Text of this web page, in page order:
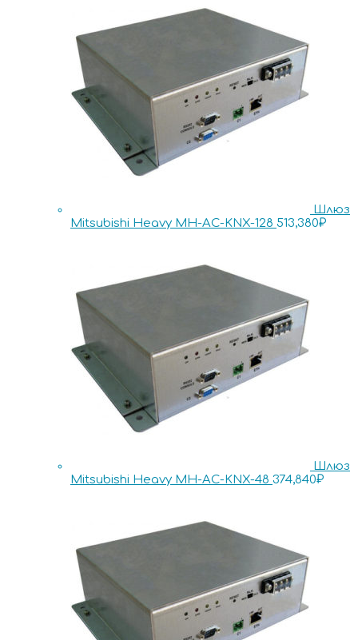
Шлюз
Mitsubishi Heavy MH-AC-KNX-128 513,380₽
Шлюз
Mitsubishi Heavy MH-AC-KNX-48 374,840₽